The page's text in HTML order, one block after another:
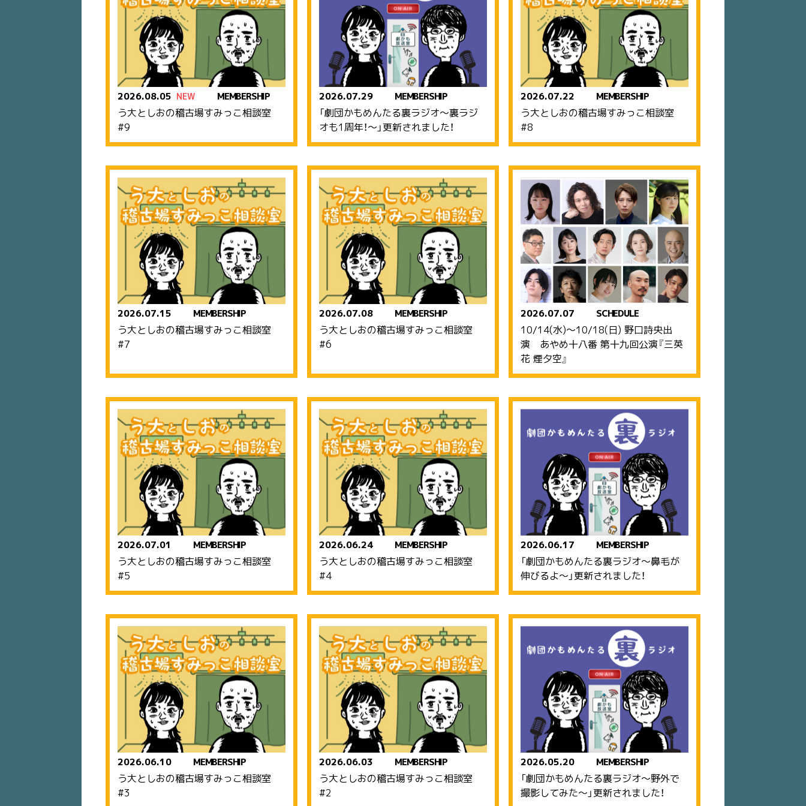
2026.08.05 NEW MEMBERSHIP
う大としおの稽古場すみっこ相談室
#9
2026.07.29 MEMBERSHIP
「劇団かもめんたる裏ラジオ〜裏ラジ
オも1周年！〜」更新されました！
2026.07.22 MEMBERSHIP
う大としおの稽古場すみっこ相談室
#8
2026.07.15 MEMBERSHIP
う大としおの稽古場すみっこ相談室
#7
2026.07.08 MEMBERSHIP
う大としおの稽古場すみっこ相談室
#6
2026.07.07 SCHEDULE
10/14(水)〜10/18(日) 野口詩央出
演 あやめ十八番 第十九回公演『三英
花 煙夕空』
2026.07.01 MEMBERSHIP
う大としおの稽古場すみっこ相談室
#5
2026.06.24 MEMBERSHIP
う大としおの稽古場すみっこ相談室
#4
2026.06.17 MEMBERSHIP
「劇団かもめんたる裏ラジオ〜鼻毛が
伸びるよ〜」更新されました！
2026.06.10 MEMBERSHIP
う大としおの稽古場すみっこ相談室
#3
2026.06.03 MEMBERSHIP
う大としおの稽古場すみっこ相談室
#2
2026.05.20 MEMBERSHIP
「劇団かもめんたる裏ラジオ〜野外で
撮影してみた〜」更新されました！